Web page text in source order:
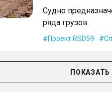
Судно
ряда грузов.
Проект RSD59
ПОКАЗАТЬ